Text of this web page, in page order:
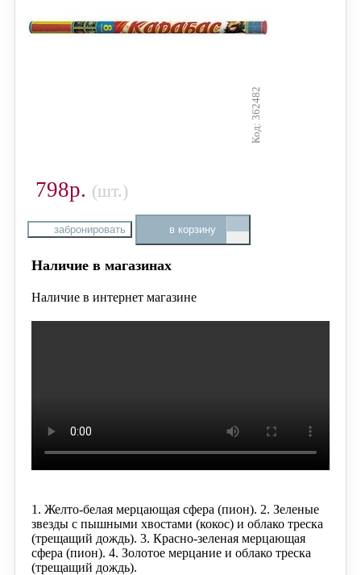
362482
798р. (шт.)
забронировать в корзину
Наличие в магазинах
Наличие в интернет магазине
1. Желто-белая мерцающая сфера (пион). 2. Зеленые
звезды с пышными хвостами (кокос) и облако треска
(трещащий дождь). 3. Красно-зеленая мерцающая
сфера (пион). 4. Золотое мерцание и облако треска
(трещащий дождь).